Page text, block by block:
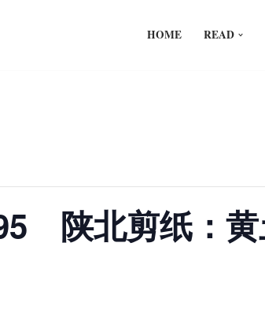
HOME READ
陕北剪纸：黄